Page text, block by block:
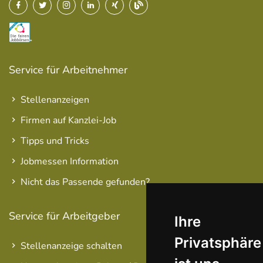
Ihre
Privatsphäre
Service für Arbeitnehmer
Stellenanzeigen
Firmen auf Kanzlei-Job
Tipps und Tricks
Jobmessen Information
Nicht das Passende gefunden?
Service für Arbeitgeber
Stellenanzeige schalten